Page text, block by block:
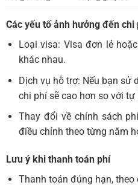
Các yếu tố ảnh hưởng đến chi
Loại visa: Visa đơn lẻ
khác nhau.
Dịch vụ hỗ trợ: Nếu bạn sử
chi phí sẽ cao hơn so với tự
Thay đổi về chính sách
điều chỉnh theo từng năm
Lưu ý khi thanh toán phí
Thanh toán đúng hạn,